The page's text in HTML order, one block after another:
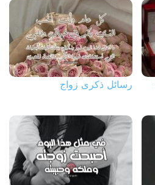
رسائل ذكرى زواج